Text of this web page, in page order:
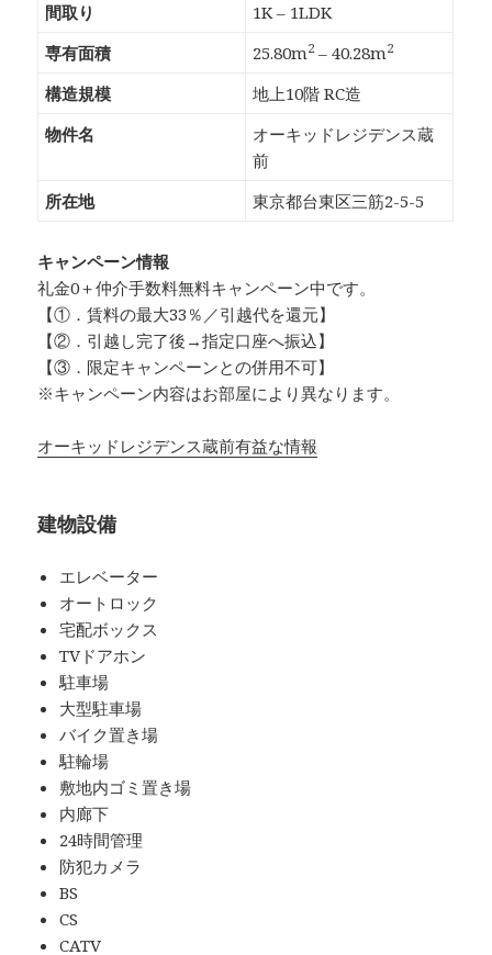
間取り
1K – 1LDK
専有面積
25.80m2 – 40.28m2
構造規模
地上10階 RC造
物件名
オーキッドレジデンス蔵
前
所在地
東京都台東区三筋2-5-5
キャンペーン情報
礼金0＋仲介手数料無料キャンペーン中です。
【①．賃料の最大33％／引越代を還元】
【②．引越し完了後→指定口座へ振込】
【③．限定キャンペーンとの併用不可】
※キャンペーン内容はお部屋により異なります。
オーキッドレジデンス蔵前有益な情報
建物設備
エレベーター
オートロック
宅配ボックス
TVドアホン
駐車場
大型駐車場
バイク置き場
駐輪場
敷地内ゴミ置き場
内廊下
24時間管理
防犯カメラ
BS
CS
CATV